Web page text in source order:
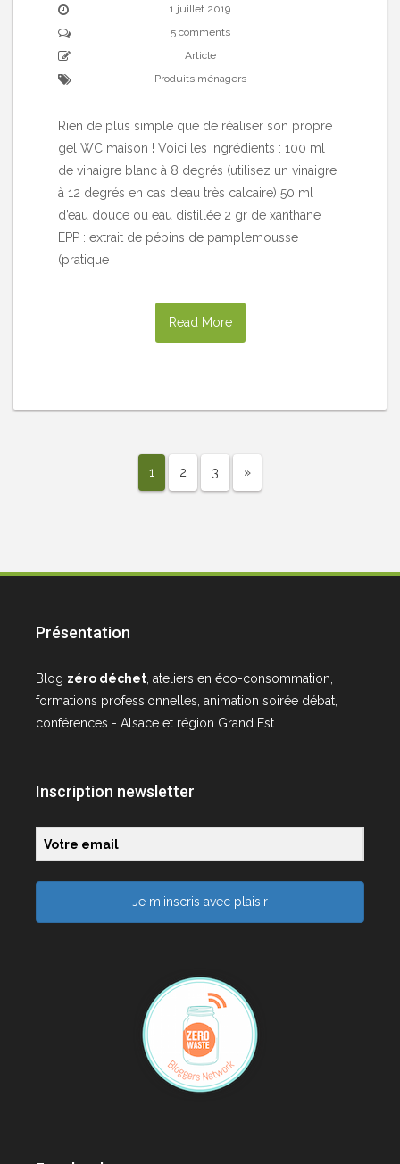
1 juillet 2019
5 comments
Article
Produits ménagers
Rien de plus simple que de réaliser son propre
gel WC maison ! Voici les ingrédients : 100 ml
de vinaigre blanc à 8 degrés (utilisez un vinaigre
à 12 degrés en cas d’eau très calcaire) 50 ml
d’eau douce ou eau distillée 2 gr de xanthane
EPP : extrait de pépins de pamplemousse
(pratique
Read More
1 2 3 »
Présentation
Blog zéro déchet, ateliers en éco-consommation,
formations professionnelles, animation soirée débat,
conférences - Alsace et région Grand Est
Inscription newsletter
Je m'inscris avec plaisir